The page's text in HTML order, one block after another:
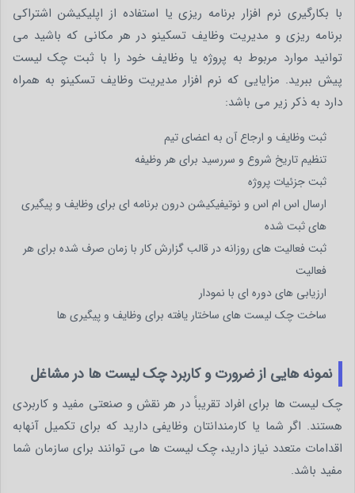
با بکارگیری نرم افزار برنامه ریزی یا استفاده از اپلیکیشن اشتراکی
برنامه ریزی و مدیریت وظایف تسکینو در هر مکانی که باشید می
توانید موارد مربوط به پروژه یا وظایف خود را با ثبت چک لیست
پیش ببرید. مزایایی که نرم افزار مدیریت وظایف تسکینو به همراه
دارد به ذکر زیر می باشد:
ثبت وظایف و ارجاع آن به اعضای تیم
تنظیم تاریخ شروع و سررسید برای هر وظیفه
ثبت جزئیات پروژه
ارسال اس ام اس و نوتیفیکیشن درون برنامه ای برای وظایف و پیگیری
های ثبت شده
ثبت فعالیت های روزانه در قالب گزارش کار با زمان صرف شده برای هر
فعالیت
ارزیابی های دوره ای با نمودار
ساخت چک لیست های ساختار یافته برای وظایف و پیگیری ها
نمونه هایی از ضرورت و کاربرد چک لیست ها در مشاغل
چک لیست ها برای افراد تقریباً در هر نقش و صنعتی مفید و کاربردی
هستند. اگر شما یا کارمندانتان وظایفی دارید که برای تکمیل آنهابه
اقدامات متعدد نیاز دارید، چک لیست ها می توانند برای سازمان شما
مفید باشد.